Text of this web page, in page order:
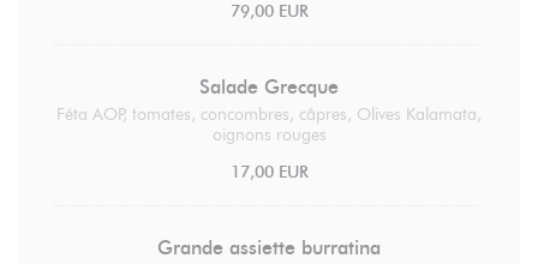
79,00 EUR
Salade Grecque
Féta AOP, tomates, concombres, câpres, Olives Kalamata,
oignons rouges
17,00 EUR
Grande assiette burratina